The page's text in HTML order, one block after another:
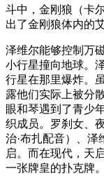
斗中，金刚狼（卡
出了金刚狼体内的
泽维尔能够控制万
小行星撞向地球。
行星在那里爆炸。
露他们实际上被分
眼和琴遇到了青少
织成员。罗刹女、
治·布扎配音）、
启。而在现代，天
一张牌皇的扑克牌。